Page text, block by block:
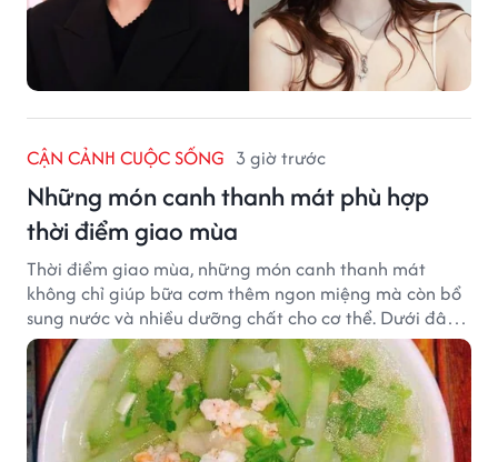
CẬN CẢNH CUỘC SỐNG 3 giờ trước
Những món canh thanh mát phù hợp
thời điểm giao mùa
Thời điểm giao mùa, những món canh thanh mát
không chỉ giúp bữa cơm thêm ngon miệng mà còn bổ
sung nước và nhiều dưỡng chất cho cơ thể. Dưới đây
là một số món canh đơn giản, dễ nấu, phù hợp cho cả
gia đình.